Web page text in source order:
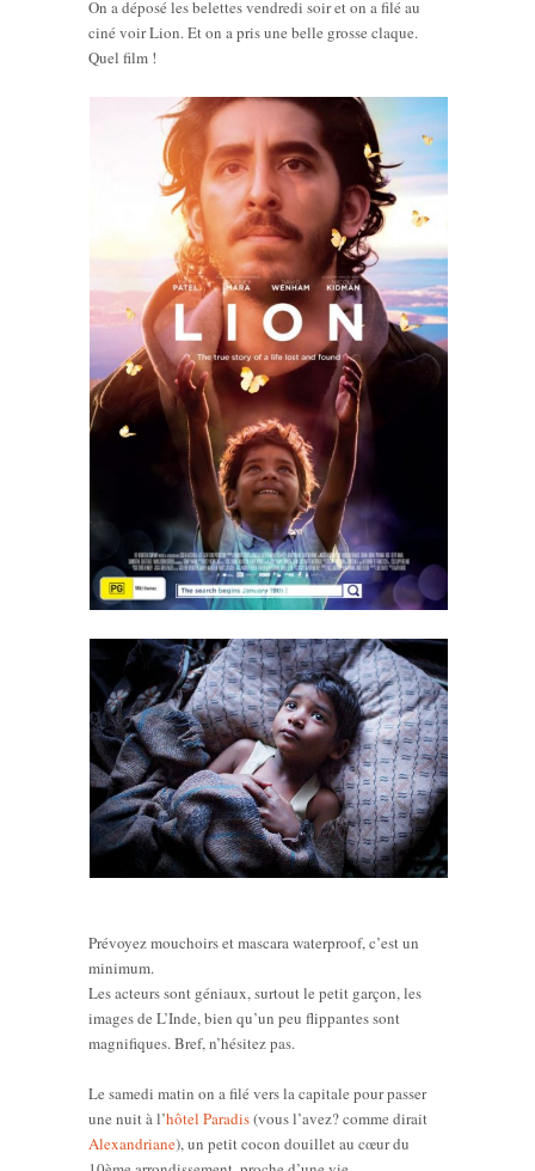
On a déposé les belettes vendredi soir et on a filé au
ciné voir Lion. Et on a pris une belle grosse claque.
Quel film !
Prévoyez mouchoirs et mascara waterproof, c’est un
minimum.
Les acteurs sont géniaux, surtout le petit garçon, les
images de L’Inde, bien qu’un peu flippantes sont
magnifiques. Bref, n’hésitez pas.
Le samedi matin on a filé vers la capitale pour passer
une nuit à l’hôtel Paradis(vous l’avez? comme dirait
Alexandriane), un petit cocon douillet au cœur du